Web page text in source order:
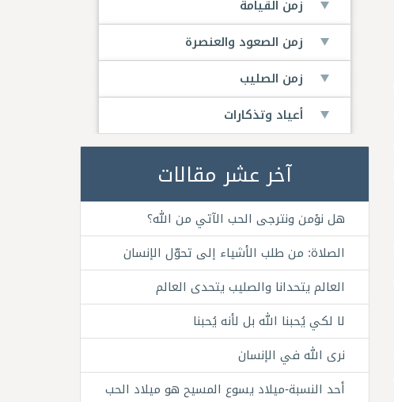
زمن القيامة
زمن الصعود والعنصرة
زمن الصليب
أعياد وتذكارات
آخر عشر مقالات
هل نؤمن ونترجى الحب الآتي من الله؟
الصلاة: من طلب الأشياء إلى تحوّل الإنسان
العالم يتحدانا والصليب يتحدى العالم
لا لكي يُحبنا الله بل لأنه يُحبنا
نرى الله في الإنسان
أحد النسبة-ميلاد يسوع المسيح هو ميلاد الحب